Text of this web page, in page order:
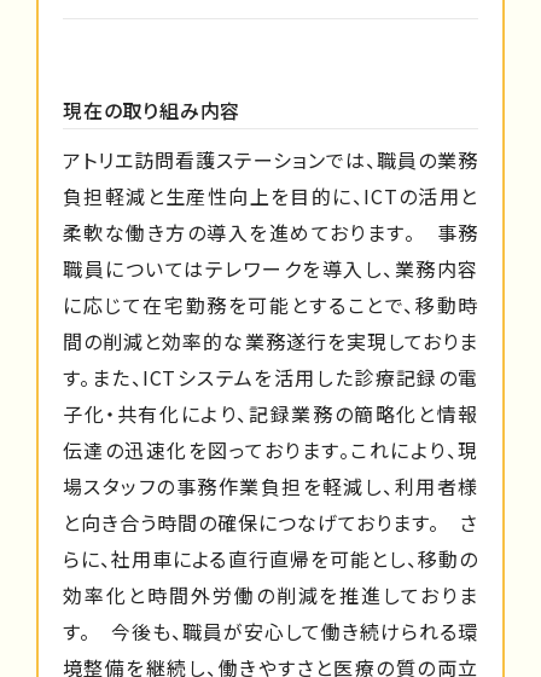
現在の取り組み内容
アトリエ訪問看護ステーションでは、職員の業務
負担軽減と生産性向上を目的に、ICTの活用と
柔軟な働き方の導入を進めております。 事務
職員についてはテレワークを導入し、業務内容
に応じて在宅勤務を可能とすることで、移動時
間の削減と効率的な業務遂行を実現しておりま
す。また、ICTシステムを活用した診療記録の電
子化・共有化により、記録業務の簡略化と情報
伝達の迅速化を図っております。これにより、現
場スタッフの事務作業負担を軽減し、利用者様
と向き合う時間の確保につなげております。 さ
らに、社用車による直行直帰を可能とし、移動の
効率化と時間外労働の削減を推進しておりま
す。 今後も、職員が安心して働き続けられる環
境整備を継続し、働きやすさと医療の質の両立